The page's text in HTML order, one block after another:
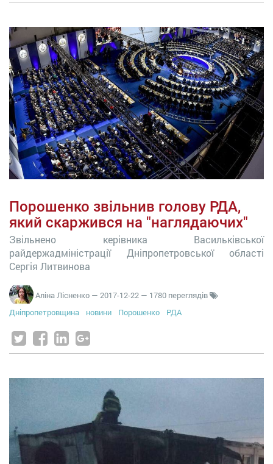
Порошенко звільнив голову РДА,
який скаржився на "наглядаючих"
Звільнено керівника Васильківської
райдержадміністрації Дніпропетровської області
Сергія Литвинова
Аліна Лісненко — 2017-12-22 — 1780 переглядів
Дніпропетровщина
новини Порошенко РДА